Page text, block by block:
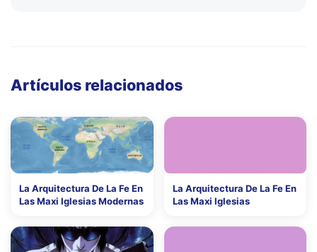
Artículos relacionados
La Arquitectura De La Fe En
Las Maxi Iglesias Modernas
La Arquitectura De La Fe En
Las Maxi Iglesias